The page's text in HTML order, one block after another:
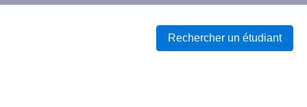
Rechercher un étudiant